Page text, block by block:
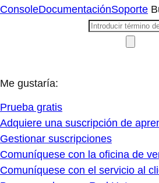
ConsoleDocumentaciónSoporte
Me gustaría:
Prueba gratis
Adquiere una suscripción de
Gestionar suscripciones
Comuníquese con la oficina de
Comuníquese con el servicio al